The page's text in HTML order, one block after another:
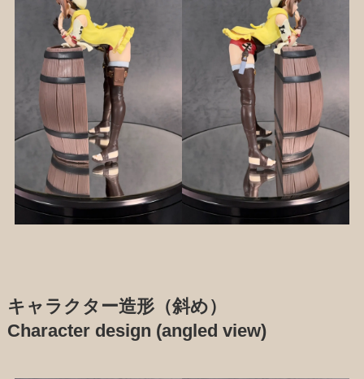
キャラクター造形（斜め）
Character design (angled view)